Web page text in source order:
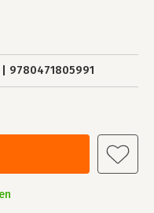
9780471805991